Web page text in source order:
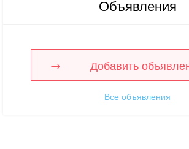
Объявления
Добавить
Все объявления